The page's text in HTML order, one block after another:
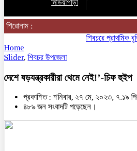
মিডিয়াপাড়া
শিরোনাম :
শিবচরে প্রাথমিক বৃত্তি
Home
Slider, শিবচর উপজেলা
দেশে ষড়যন্ত্রকারীরা থেমে নেই!’-চিফ হুইপ
প্রকাশিত : শনিবার, ২৭ মে, ২০২৩, ৭.১৯
৪৮৯ জন সংবাদটি পড়েছেন।